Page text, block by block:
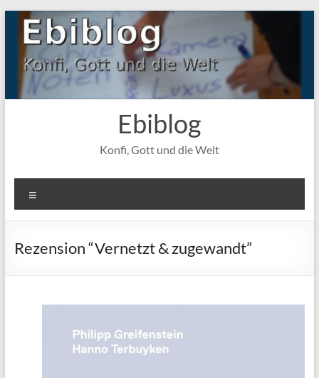
Zum
Inhalt
springen
Ebiblog
Konfi, Gott und die Welt
Rezension “Vernetzt & zugewandt”